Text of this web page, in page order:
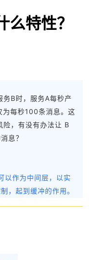
特性？
B时，服务A每秒产
为每秒100条消息。这
险，有没有办法让 B
息？
以作为中间层，以实
，起到缓冲的作用。